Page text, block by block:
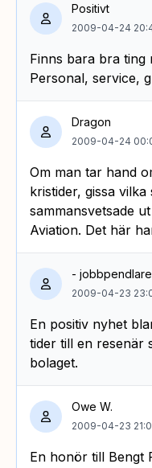
Positivt
2009-04-24
Finns bara bra ting
Personal, service,
Dragon
2009-04-24
Om man tar hand
kristider, gissa
sammansvetsade
Aviation. Det här
-
2009-04-23
En positiv nyhet
tider till en resenär
bolaget.
Owe W.
2009-04-23
En honör till Bengt